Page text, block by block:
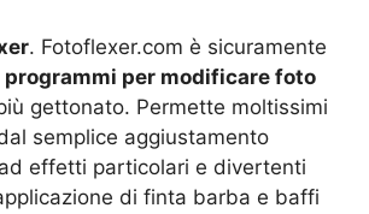
. Fotoflexer.com è sicuramente
programmi per modificare foto
gettonato. Permette moltissimi
semplice aggiustamento
effetti particolari e divertenti
di finta barba e baffi